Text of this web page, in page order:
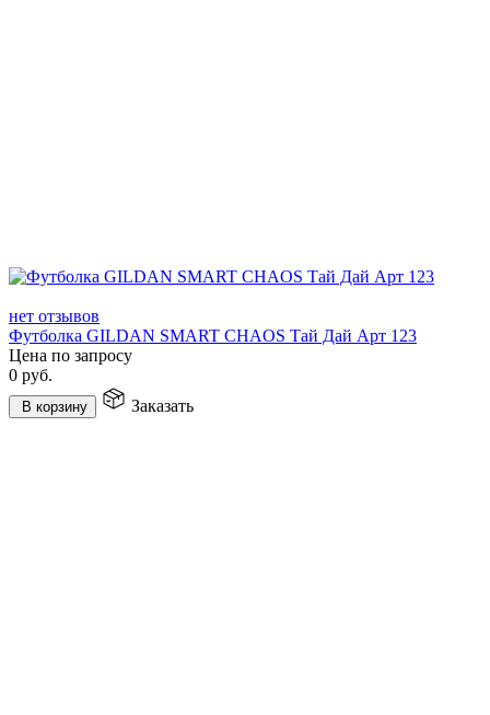
нет отзывов
Футболка GILDAN SMART CHAOS Тай Дай Арт 123
Цена по запросу
0 руб.
В корзину Заказать